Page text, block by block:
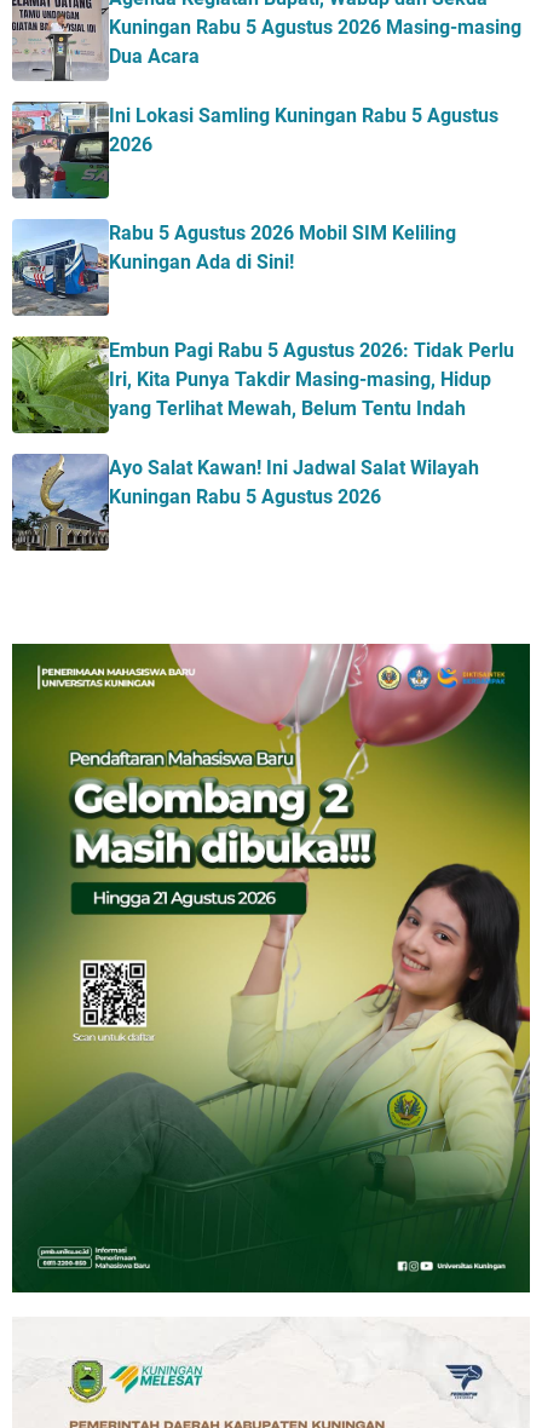
Kuningan Rabu 5 Agustus 2026 Masing-masing
Dua Acara
Ini Lokasi Samling Kuningan Rabu 5 Agustus
2026
Rabu 5 Agustus 2026 Mobil SIM Keliling
Kuningan Ada di Sini!
Embun Pagi Rabu 5 Agustus 2026: Tidak Perlu
Iri, Kita Punya Takdir Masing-masing, Hidup
yang Terlihat Mewah, Belum Tentu Indah
Ayo Salat Kawan! Ini Jadwal Salat Wilayah
Kuningan Rabu 5 Agustus 2026